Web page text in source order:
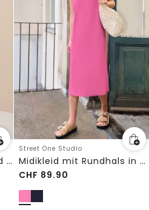
Maxikleid mit V-Neck und Print
Street One Studio
Midikleid mit Rundhals in Unifarbe
CHF 89.90